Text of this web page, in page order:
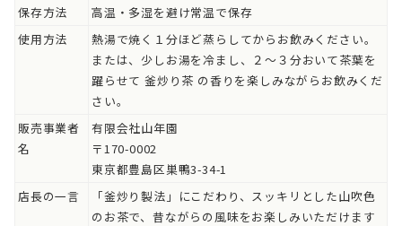
保存方法
高温・多湿を避け常温で保存
使用方法
熱湯で焼く１分ほど蒸らしてからお飲みください。
または、少しお湯を冷まし、２～３分おいて茶葉を
躍らせて 釜炒り茶 の香りを楽しみながらお飲みくだ
さい。
販売事業者
名
有限会社山年園
〒170-0002
東京都豊島区巣鴨3-34-1
店長の一言
「釜炒り製法」にこだわり、スッキリとした山吹色
のお茶で、昔ながらの風味をお楽しみいただけます